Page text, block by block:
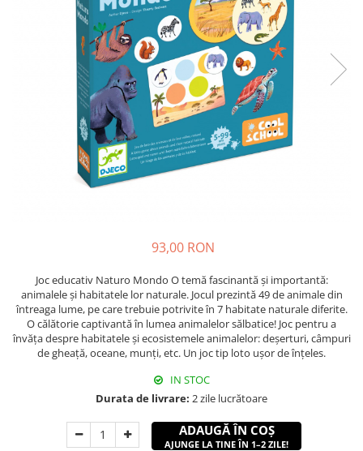
93,00 RON
Joc educativ Naturo Mondo O temă fascinantă și importantă:
animalele și habitatele lor naturale. Jocul prezintă 49 de animale din
întreaga lume, pe care trebuie potrivite în 7 habitate naturale diferite.
O călătorie captivantă în lumea animalelor sălbatice! Joc pentru a
învăța despre habitatele și ecosistemele animalelor: deșerturi, câmpuri
de gheață, oceane, munți, etc. Un joc tip loto ușor de înțeles.
IN STOC
Durata de livrare: 2 zile lucrătoare
ADAUGĂ ÎN COȘ
AJUNGE LA TINE ÎN 1–2 ZILE!